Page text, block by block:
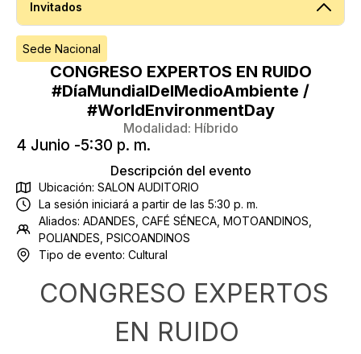
Invitados
Sede Nacional
CONGRESO EXPERTOS EN RUIDO
#DíaMundialDelMedioAmbiente /
#WorldEnvironmentDay
Modalidad: Híbrido
4 Junio -5:30 p. m.
Descripción del evento
Ubicación: SALON AUDITORIO
La sesión iniciará a partir de las 5:30 p. m.
Aliados: ADANDES CAFÉ SÉNECA, MOTOANDINOS
POLIANDES PSICOANDINOS
Tipo de evento: Cultural
CONGRESO EXPERTOS
EN RUIDO